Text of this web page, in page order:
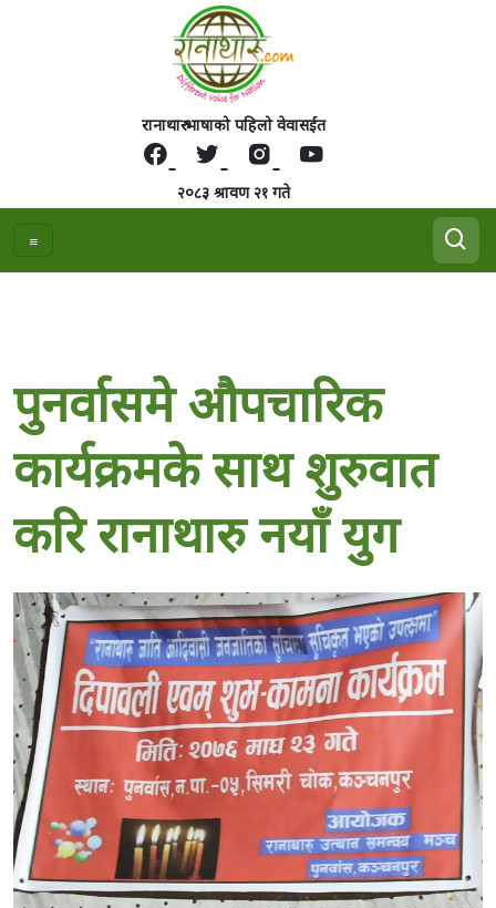
रानाथारु भाषाको पहिलो वेवासईत
२०८३ श्रावण २१ गते
पुनर्वासमे औपचारिक
कार्यक्रमके साथ शुरुवात
करि रानाथारु नयाँ युग